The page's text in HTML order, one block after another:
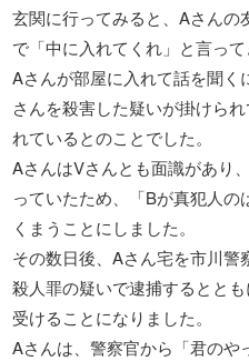
玄関に行ってみると、Aさん
で「中に入れてくれ」と言って
Aさんが部屋に入れて話を聞
さんを殺害した疑いが掛けら
れているとのことでした。
AさんはVさんとも面識があり
っていたため、「Bが真犯人
くまうことにしました。
その数日後、Aさん宅を市川
殺人罪の疑いで逮捕するとと
受けることになりました。
Aさんは、警察官から「君のや